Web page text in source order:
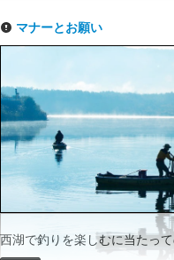
マナーとお願い
西湖で釣りを楽しむに当たっ